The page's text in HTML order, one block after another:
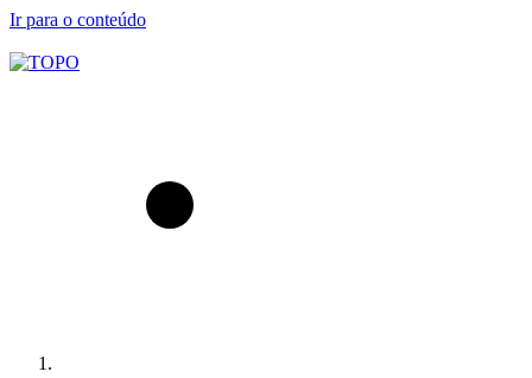
Ir para o conteúdo